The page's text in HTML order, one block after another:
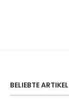
BELIEBTE ARTIKEL